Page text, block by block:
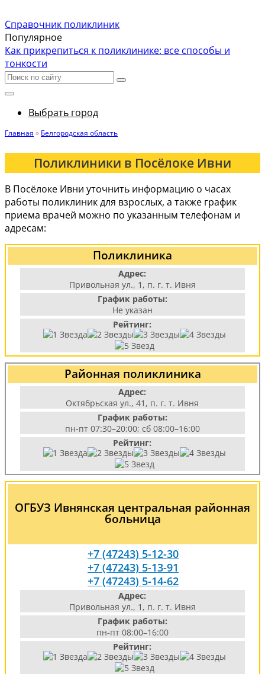
Справочник поликлиник
Популярное
Как прикрепиться к поликлинике: все способы и
тонкости
Выбрать город
Главная » Белгородская область
Поликлиники в Посёлоке Ивни
В Посёлоке Ивни уточнить информацию о часах
работы поликлиник для взрослых, а также график
приема врачей можно по указанным телефонам и
адресам:
Поликлиника
Адрес:
Привольная ул., 1, п. г. т. Ивня
График работы:
Не указан
Рейтинг:
Районная поликлиника
Адрес:
Октябрьская ул., 41, п. г. т. Ивня
График работы:
пн-пт 07:30–20:00; сб 08:00–16:00
Рейтинг:
ОГБУЗ Ивнянская центральная районная
больница
+7 (47243) 5-12-30
+7 (47243) 5-13-91
+7 (47243) 5-14-62
Адрес:
Привольная ул., 1, п. г. т. Ивня
График работы:
пн-пт 08:00–16:00
Рейтинг: